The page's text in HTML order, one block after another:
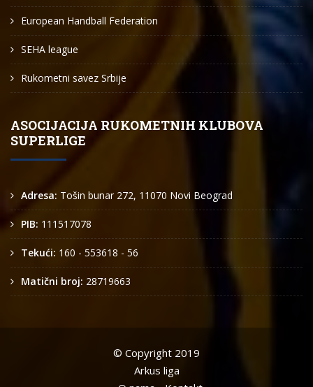
European Handball Federation
SEHA league
Rukometni savez Srbije
ASOCIJACIJA RUKOMETNIH KLUBOVA
SUPERLIGE
Adresa: Tošin bunar 272, 11070 Novi Beograd
PIB: 111517078
Tekući: 160 - 553618 - 56
Matični broj: 28719663
© Copyright 2019
Arkus liga